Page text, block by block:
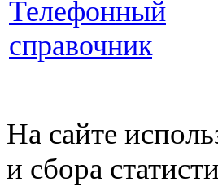
Телефонный
справочник
На сайте
и сбора